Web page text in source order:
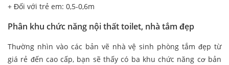
+ Đối với trẻ em: 0,5-0,6m
Phân khu chức năng nội thất toilet, nhà tắm đẹp
Thường nhìn vào các bản vẽ nhà vệ sinh phòng tắm đẹp từ
giá rẻ đến cao cấp, bạn sẽ thấy có ba khu chức năng cơ bản